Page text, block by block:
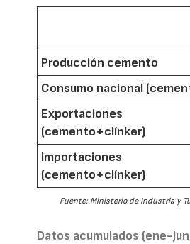
Producción cemento
Consumo nacional
Exportaciones
(cemento+clínker)
Importaciones
(cemento+clínker)
Fuente: Ministerio de Industria y
Datos acumulados (ene-